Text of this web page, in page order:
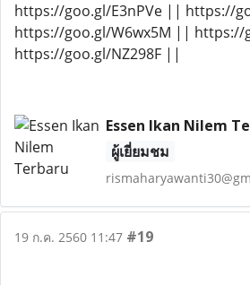
https://goo.gl/E3nPVe || https://
https://goo.gl/W6wx5M || https://
https://goo.gl/NZ298F ||
Essen Ikan Nilem
ผู้เยี่ยมชม
19 ก.ค. 2560 11:47 #19